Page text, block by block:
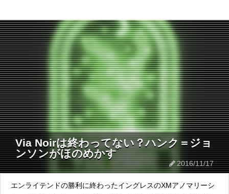
Via Noirは終わってない？ハンク＝ジョ
ンソンがほのめかす
2016/11/17
エンライテンドの勝利に終わったイングレスのXMアノマリーシ